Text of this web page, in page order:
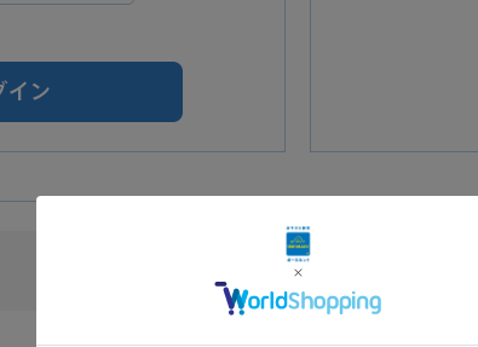
Amazonアカウントをご利用の方